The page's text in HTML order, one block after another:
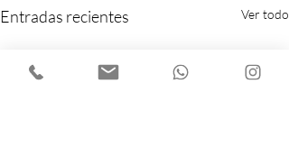
Entradas recientes Ver todo